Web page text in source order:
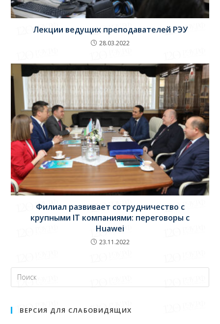
Лекции ведущих преподавателей РЭУ
28.03.2022
Филиал развивает сотрудничество с
крупными IT компаниями: переговоры с
Huawei
23.11.2022
ВЕРСИЯ ДЛЯ СЛАБОВИДЯЩИХ